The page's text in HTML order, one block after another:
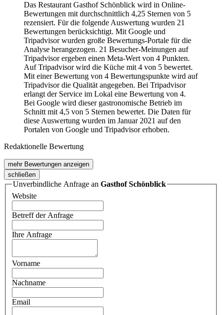
Das Restaurant Gasthof Schönblick wird in Online-
Bewertungen mit durchschnittlich 4,25 Sternen von 5
rezensiert. Für die folgende Auswertung wurden 21
Bewertungen berücksichtigt. Mit Google und
Tripadvisor wurden große Bewertungs-Portale für die
Analyse herangezogen. 21 Besucher-Meinungen auf
Tripadvisor ergeben einen Meta-Wert von 4 Punkten.
Auf Tripadvisor wird die Küche mit 4 von 5 bewertet.
Mit einer Bewertung von 4 Bewertungspunkte wird auf
Tripadvisor die Qualität angegeben. Bei Tripadvisor
erlangt der Service im Lokal eine Bewertung von 4.
Bei Google wird dieser gastronomische Betrieb im
Schnitt mit 4,5 von 5 Sternen bewertet. Die Daten für
diese Auswertung wurden im Januar 2021 auf den
Portalen von Google und Tripadvisor erhoben.
Redaktionelle Bewertung
mehr Bewertungen anzeigen
schließen
Unverbindliche Anfrage an Gasthof Schönblick
Website
Betreff der Anfrage
Ihre Anfrage
Vorname
Nachname
Email